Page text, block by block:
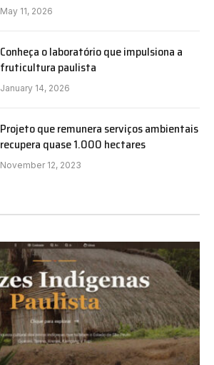
May 11, 2026
Conheça o laboratório que impulsiona a
fruticultura paulista
January 14, 2026
Projeto que remunera serviços ambientais
recupera quase 1.000 hectares
November 12, 2023